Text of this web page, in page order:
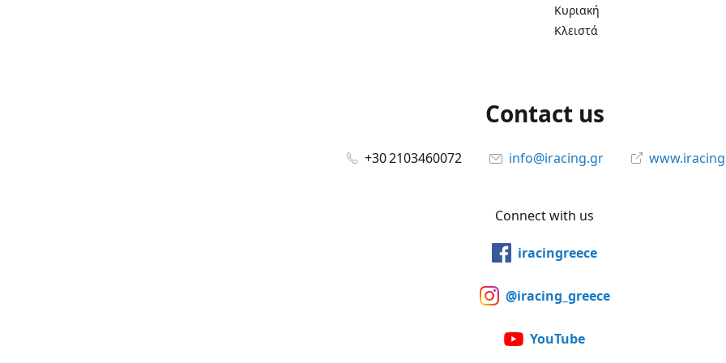
Κυριακή
Κλειστά
Contact us
+30 2103460072 info@iracing.gr
Connect with us
iracingreece
@iracing_greece
YouTube